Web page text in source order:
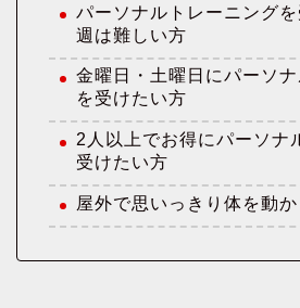
パーソナルトレーニング
週は難しい方
金曜日・土曜日にパーソ
を受けたい方
2人以上でお得にパーソナ
受けたい方
屋外で思いっきり体を動